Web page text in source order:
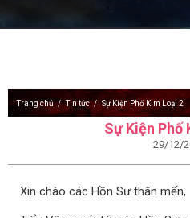
Trang chủ Tin tức Sự Kiện Phố Kim Loại 2
Sự Kiện Phố
29/12/
Xin chào các Hồn Sư thân mến,